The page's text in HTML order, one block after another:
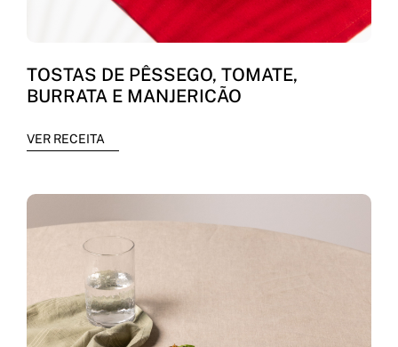
TOSTAS DE PÊSSEGO, TOMATE,
BURRATA E MANJERICÃO
VER RECEITA